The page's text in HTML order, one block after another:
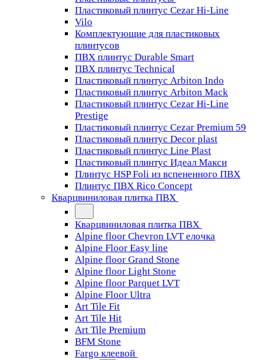
Пластиковый плинтус Cezar Hi-Line
Vilo
Комплектующие для пластиковых
плинтусов
ПВХ плинтус Durable Smart
ПВХ плинтус Technical
Пластиковый плинтус Arbiton Indo
Пластиковый плинтус Arbiton Mack
Пластиковый плинтус Cezar Hi-Line
Prestige
Пластиковый плинтус Cezar Premium 59
Пластиковый плинтус Decor plast
Пластиковый плинтус Line Plast
Пластиковый плинтус Идеал Макси
Плинтус HSP Foli из вспененного ПВХ
Плинтус ПВХ Rico Concept
Кварцвиниловая плитка ПВХ
Кварцвиниловая плитка ПВХ
Alpine floor Chevron LVT елочка
Alpine Floor Easy line
Alpine floor Grand Stone
Alpine floor Light Stone
Alpine floor Parquet LVT
Alpine Floor Ultra
Art Tile Fit
Art Tile Hit
Art Tile Premium
BFM Stone
Fargo клеевой